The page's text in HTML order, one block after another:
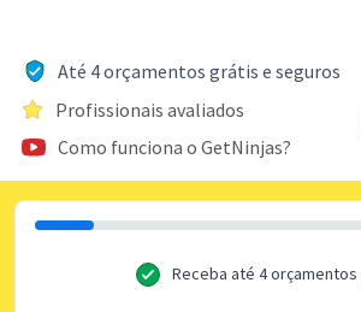
Até 4 orçamentos grátis e seguros
Profissionais avaliados
Como funciona o GetNinjas?
Receba até 4